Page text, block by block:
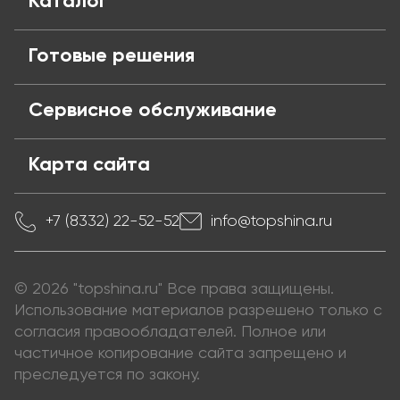
Готовые решения
Сервисное обслуживание
Карта сайта
+7 (8332) 22-52-52 info@topshina.ru
© 2026 "topshina.ru" Все права защищены.
Использование материалов разрешено только с
согласия правообладателей. Полное или
частичное копирование сайта запрещено и
преследуется по закону.